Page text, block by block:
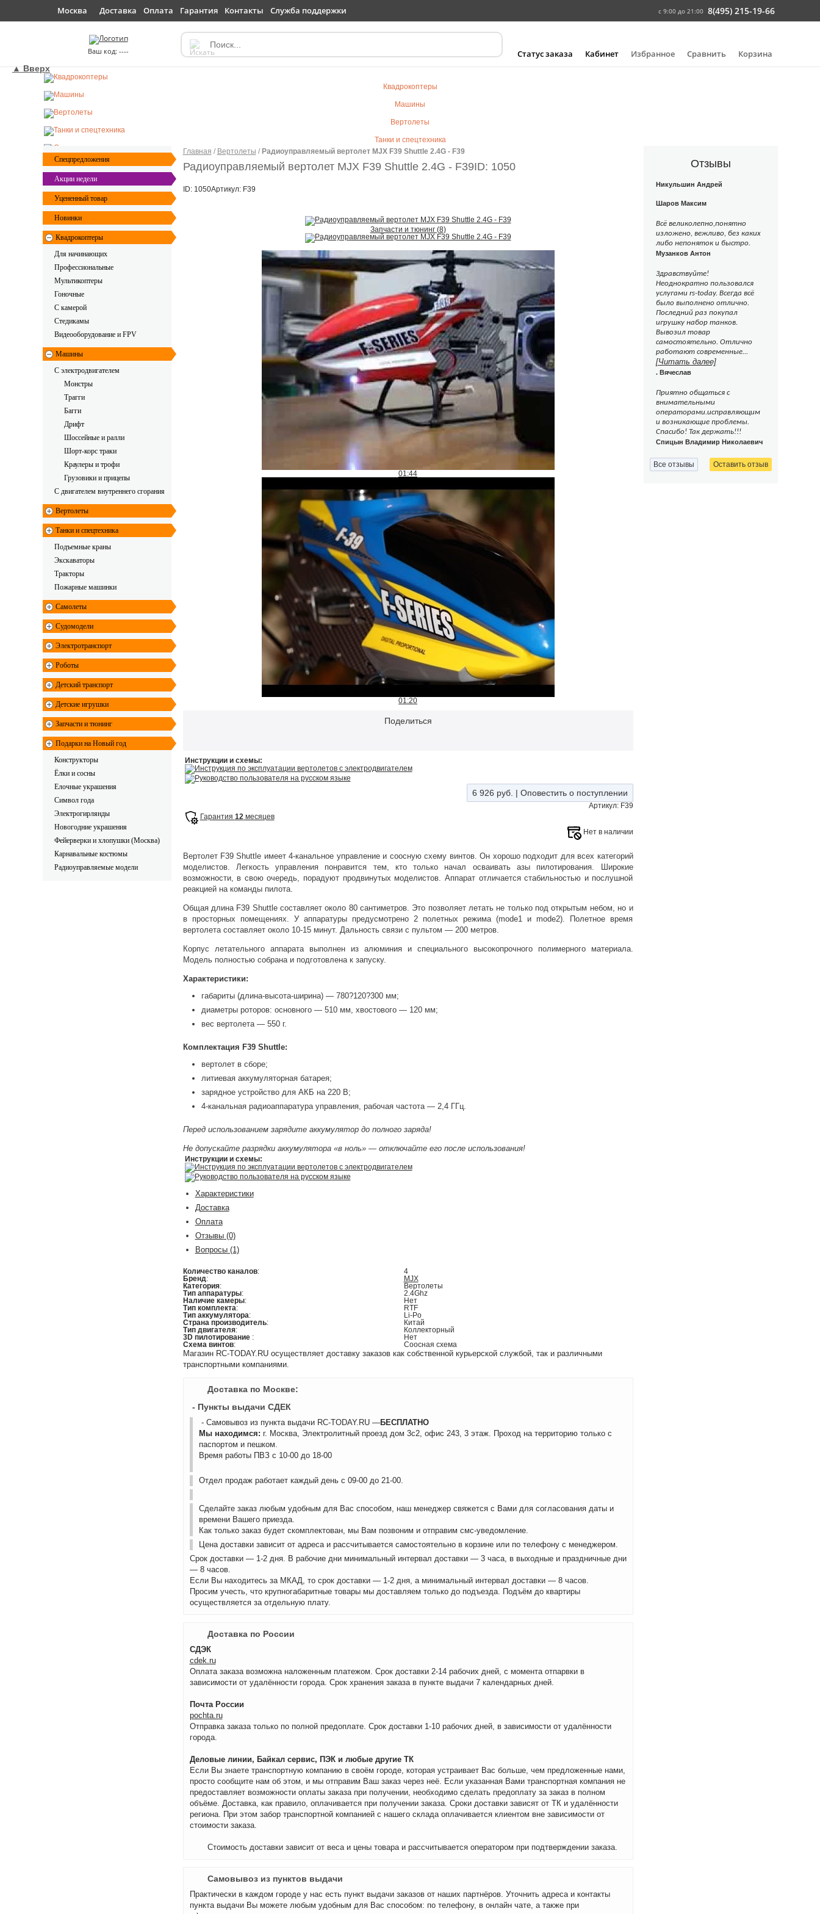
Москва Доставка Оплата Гарантия Контакты Служба поддержки с 9:00 до 21:00 8(495) 215-19-66
---- Статус заказа Кабинет Избранное Сравнить Корзина
Квадрокоптеры
Машины
Вертолеты
Танки и спецтехника
Детский транспорт
Конструкторы
Спецпредложения
Акции недели
Уцененный товар
Новинки
Квадрокоптеры
Для начинающих
Профессиональные
Мультикоптеры
Гоночные
C камерой
Стедикамы
Видеооборудование и FPV
Машины
С электродвигателем
Монстры
Трагги
Багги
Дрифт
Шоссейные и ралли
Шорт-корс траки
Краулеры и трофи
Грузовики и прицепы
С двигателем внутреннего сгорания
Вертолеты
Танки и спецтехника
Подъемные краны
Экскаваторы
Тракторы
Пожарные машинки
Самолеты
Судомодели
Электротранспорт
Роботы
Детский транспорт
Детские игрушки
Запчасти и тюнинг
Подарки на Новый год
Конструкторы
Ёлки и сосны
Елочные украшения
Символ года
Электрогирлянды
Новогодние украшения
Фейерверки и хлопушки (Москва)
Карнавальные костюмы
Радиоуправляемые модели
Главная / Вертолеты / Радиоуправляемый вертолет MJX F39 Shuttle 2.4G - F39
Радиоуправляемый вертолет MJX F39 Shuttle 2.4G - F39ID: 1050
ID: 1050Артикул: F39
Запчасти и тюнинг (8)
01:44
01:20
Поделиться
Инструкции и схемы:
Инструкция по эксплуатации вертолетов с электродвигателем
Руководство пользователя на русском языке
6 926 руб. | Оповестить о поступлении
Артикул: F39
Гарантия 12 месяцев
Нет в наличии
Вертолет F39 Shuttle имеет 4-канальное управление и соосную схему винтов. Он хорошо подходит для всех категорий
моделистов. Легкость управления понравится тем, кто только начал осваивать азы пилотирования. Широкие
возможности, в свою очередь, порадуют продвинутых моделистов. Аппарат отличается стабильностью и послушной
реакцией на команды пилота.
Общая длина F39 Shuttle составляет около 80 сантиметров. Это позволяет летать не только под открытым небом, но и
в просторных помещениях. У аппаратуры предусмотрено 2 полетных режима (mode1 и mode2). Полетное время
вертолета составляет около 10-15 минут. Дальность связи с пультом — 200 метров.
Корпус летательного аппарата выполнен из алюминия и специального высокопрочного полимерного материала.
Модель полностью собрана и подготовлена к запуску.
Характеристики:
габариты (длина-высота-ширина) — 780?120?300 мм;
диаметры роторов: основного — 510 мм, хвостового — 120 мм;
вес вертолета — 550 г.
Комплектация F39 Shuttle:
вертолет в сборе;
литиевая аккумуляторная батарея;
зарядное устройство для АКБ на 220 В;
4-канальная радиоаппаратура управления, рабочая частота — 2,4 ГГц.
Перед использованием зарядите аккумулятор до полного заряда!
Не допускайте разрядки аккумулятора «в ноль» — отключайте его после использования!
Инструкции и схемы:
Инструкция по эксплуатации вертолетов с электродвигателем
Руководство пользователя на русском языке
Характеристики
Доставка
Оплата
Отзывы(0)
Вопросы(1)
Количество каналов:
4
Бренд:
MJX
Категория:
Вертолеты
Тип аппаратуры:
2.4Ghz
Наличие камеры:
Нет
Тип комплекта:
RTF
Тип аккумулятора:
Li-Po
Страна производитель:
Китай
Тип двигателя:
Коллекторный
3D пилотирование :
Нет
Схема винтов: Соосная схема
Магазин RC-TODAY.RU осуществляет доставку заказов как собственной курьерской службой, так и различными
транспортными компаниями.
Доставка по Москве:
- Пункты выдачи СДЕК
- Самовывоз из пункта выдачи RC-TODAY.RU —БЕСПЛАТНО
Мы находимся: г. Москва, Электролитный проезд дом 3с2, офис 243, 3 этаж. Проход на территорию только с
паспортом и пешком.
Время работы ПВЗ с 10-00 до 18-00
Отдел продаж работает каждый день с 09-00 до 21-00.
Сделайте заказ любым удобным для Вас способом, наш менеджер свяжется с Вами для согласования даты и
времени Вашего приезда.
Как только заказ будет скомплектован, мы Вам позвоним и отправим смс-уведомление.
Цена доставки зависит от адреса и рассчитывается самостоятельно в корзине или по телефону с менеджером.
Срок доставки — 1-2 дня. В рабочие дни минимальный интервал доставки — 3 часа, в выходные и праздничные дни
— 8 часов.
Если Вы находитесь за МКАД, то срок доставки — 1-2 дня, а минимальный интервал доставки — 8 часов.
Просим учесть, что крупногабаритные товары мы доставляем только до подъезда. Подъём до квартиры
осуществляется за отдельную плату.
Доставка по России
СДЭК
cdek.ru
Оплата заказа возможна наложенным платежом. Срок доставки 2-14 рабочих дней, с момента отпарвки в
зависимости от удалённости города. Срок хранения заказа в пункте выдачи 7 календарных дней.
Почта России
pochta.ru
Отправка заказа только по полной предоплате. Срок доставки 1-10 рабочих дней, в зависимости от удалённости
города.
Деловые линии, Байкал сервис, ПЭК и любые другие ТК
Если Вы знаете транспортную компанию в своём городе, которая устраивает Вас больше, чем предложенные нами,
просто сообщите нам об этом, и мы отправим Ваш заказ через неё. Если указанная Вами транспортная компания не
предоставляет возможности оплаты заказа при получении, необходимо сделать предоплату за заказ в полном
объёме. Доставка, как правило, оплачивается при получении заказа. Сроки доставки зависят от ТК и удалённости
региона. При этом забор транспортной компанией с нашего склада оплачивается клиентом вне зависимости от
стоимости заказа.
Стоимость доставки зависит от веса и цены товара и рассчитывается оператором при подтверждении заказа.
Самовывоз из пунктов выдачи
Практически в каждом городе у нас есть пункт выдачи заказов от наших партнёров. Уточнить адреса и контакты
пункта выдачи Вы можете любым удобным для Вас способом: по телефону, в онлайн чате, а также при
Отзывы
Никульшин Андрей
Шаров Максим
Всё великолепно,понятно
изложено, вежливо, без каких
либо непоняток и быстро.
Музанков Антон
Здравствуйте!
Неоднократно пользовался
услугами rs-today. Всегда всё
было выполнено отлично.
Последний раз покупал
игрушку набор танков.
Вывозил товар
самостоятельно. Отлично
работают современные...
[Читать далее]
. Вячеслав
Приятно общаться с
внимательными
операторами.исправляющим
и возникающие проблемы.
Спасибо! Так держать!!!
Спицын Владимир Николаевич
Все отзывы Оставить отзыв
▲ Вверх